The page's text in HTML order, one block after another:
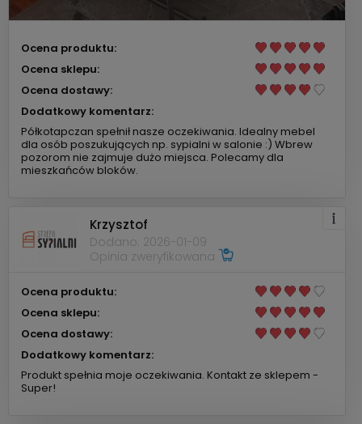
Ocena produktu:
Ocena sklepu:
Ocena dostawy:
Dodatkowy komentarz:
Półkotapczan spełnił nasze oczekiwania. Idealny mebel
dla osób poszukujących np. sypialni w salonie :) Wbrew
pozorom nie zajmuje dużo miejsca. Polecamy dla
mieszkańców bloków.
Krzysztof
Dodano: 2026-01-09
Opinia zweryfikowana
Ocena produktu:
Ocena sklepu:
Ocena dostawy:
Dodatkowy komentarz:
Produkt spełnia moje oczekiwania. Kontakt ze sklepem -
Super!